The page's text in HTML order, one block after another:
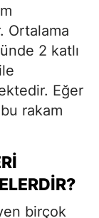
Ortalama
2 katlı
Eğer
rakam
birçok